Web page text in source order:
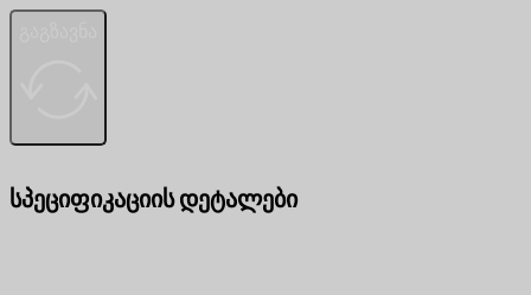
სპეციფიკაციის დეტალები